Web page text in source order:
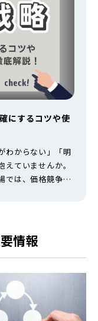
にするコツや使
わからない」「明
ていませんか。
では、価格競争に
別化戦略」につ
情報